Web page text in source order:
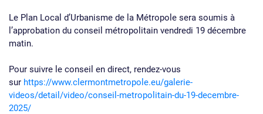
Le Plan Local d’Urbanisme de la Métropole sera soumis à
l’approbation du conseil métropolitain vendredi 19 décembre
matin.
Pour suivre le conseil en direct, rendez-vous
sur https://www.clermontmetropole.eu/galerie-
videos/detail/video/conseil-metropolitain-du-19-decembre-
2025/